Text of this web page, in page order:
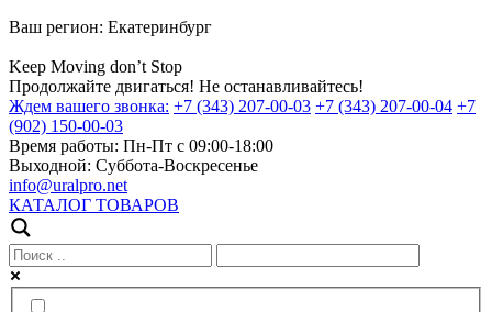
Ваш регион: Екатеринбург
Keep Moving don’t Stop
Продолжайте двигаться! Не останавливайтесь!
Ждем вашего звонка: +7 (343) 207-00-03 +7 (343) 207-00-04 +7
(902) 150-00-03
Время работы: Пн-Пт с 09:00-18:00
Выходной: Суббота-Воскресенье
info@uralpro.net
КАТАЛОГ ТОВАРОВ